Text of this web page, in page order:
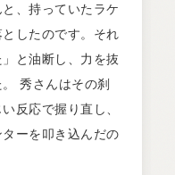
、持っていたラケ
したのです。それ
と油断し、力を抜
秀さんはその刹
反応で握り直し、
ーを叩き込んだの